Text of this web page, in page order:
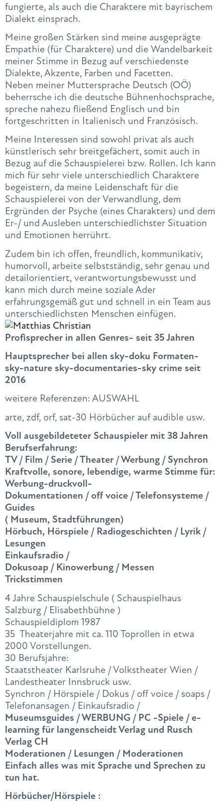
fungierte, als auch die Charaktere mit bayrischem
Dialekt einsprach.
Meine großen Stärken sind meine ausgeprägte
Empathie (für Charaktere) und die Wandelbarkeit
meiner Stimme in Bezug auf verschiedenste
Dialekte, Akzente, Farben und Facetten.
Neben meiner Muttersprache Deutsch (OÖ)
beherrsche ich die deutsche Bühnenhochsprache,
spreche nahezu fließend Englisch und bin
fortgeschritten in Italienisch und Französisch.
Meine Interessen sind sowohl privat als auch
künstlerisch sehr breitgefächert, somit auch in
Bezug auf die Schauspielerei bzw. Rollen. Ich kann
mich für sehr viele unterschiedlich Charaktere
begeistern, da meine Leidenschaft für die
Schauspielerei von der Verwandlung, dem
Ergründen der Psyche (eines Charakters) und dem
Er-/ und Ausleben unterschiedlichster Situation
und Emotionen herrührt.
Zudem bin ich offen, freundlich, kommunikativ,
humorvoll, arbeite selbstständig, sehr genau und
detailorientiert, verantwortungsbewusst und
kann mich durch meine soziale Ader
erfahrungsgemäß gut und schnell in ein Team aus
unterschiedlichsten Menschen einfügen.
Profisprecher in allen Genres- seit 35 Jahren
Hauptsprecher bei allen sky-doku Formaten-
sky-nature sky-documentaries-sky crime seit
2016
weitere Referenzen: AUSWAHL
arte, zdf, orf, sat-30 Hörbücher auf audible usw.
Voll ausgebildeteter Schauspieler mit 38 Jahren
Berufserfahrung:
TV / Film / Serie / Theater / Werbung / Synchron
Kraftvolle, sonore, lebendige, warme Stimme für:
Werbung-druckvoll-
Dokumentationen / off voice / Telefonsysteme /
Guides
( Museum, Stadtführungen)
Hörbuch, Hörspiele / Radiogeschichten / Lyrik /
Lesungen
Einkaufsradio /
Dokusoap / Kinowerbung / Messen
Trickstimmen
4 Jahre Schauspielschule ( Schauspielhaus
Salzburg / Elisabethbühne )
Schauspieldiplom 1987
35 Theaterjahre mit ca. 110 Toprollen in etwa
2000 Vorstellungen.
30 Berufsjahre:
Staatstheater Karlsruhe / Volkstheater Wien /
Landestheater Innsbruck usw.
Synchron / Hörspiele / Dokus / off voice / soaps /
Telefonansagen / Einkaufsradio /
Museumsguides / WERBUNG / PC -Spiele / e-
learning für langenscheidt Verlag und Rusch
Verlag CH
Moderationen / Lesungen / Moderationen
Einfach alles was mit Sprache und Sprechen zu
tun hat.
Hörbücher/Hörspiele :